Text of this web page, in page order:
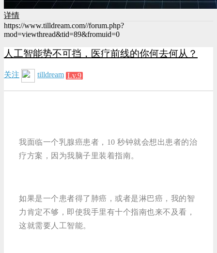
详情
https://www.tilldream.com//forum.php?
mod=viewthread&tid=89&fromuid=0
人工智能势不可挡，医疗前线的你何去何从？
关注 tilldream Lv.9
我面临一个乳腺癌患者，10 秒钟就会想出患者的治
疗方案，因为我脑子里装着指南。
如果是一个患者得了肺癌，或者是淋巴癌，我的智
力肯定不够，即使我手里有十个指南也来不及看，
这就需要人工智能。